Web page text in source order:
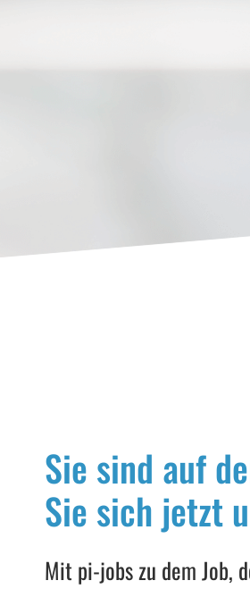
Sie sind auf
Sie sich jetzt
Mit pi-jobs zu dem Job,